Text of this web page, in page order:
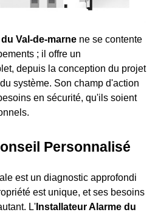
Val-de-marne ne se contente
; il offre un
depuis la conception du projet
système. Son champ d'action
en sécurité, qu'ils soient
Personnalisé
est un diagnostic approfondi
est unique, et ses besoins
L' Installateur Alarme du